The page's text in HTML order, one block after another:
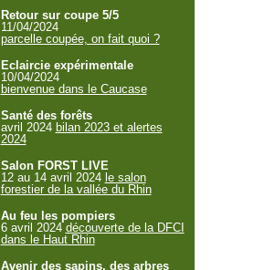
Retour sur coupe 5/5
11/04/2024
parcelle coupée, on fait quoi ?
Eclaircie expérimentale
10/04/2024
bienvenue dans le Caucase
Santé des forêts
avril 2024 bilan 2023 et alertes
2024
Salon FORST LIVE
12 au 14 avril 2024 le salon
forestier de la vallée du Rhin
Au feu les pompiers
6 avril 2024 découverte de la DFCI
dans le Haut Rhin
Avenir des sapins, des arbres